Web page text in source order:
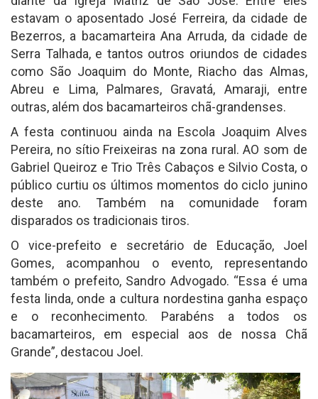
estavam o aposentado José Ferreira, da cidade de
Bezerros, a bacamarteira Ana Arruda, da cidade de
Serra Talhada, e tantos outros oriundos de cidades
como São Joaquim do Monte, Riacho das Almas,
Abreu e Lima, Palmares, Gravatá, Amaraji, entre
outras, além dos bacamarteiros chã-grandenses.
A festa continuou ainda na Escola Joaquim Alves
Pereira, no sítio Freixeiras na zona rural. AO som de
Gabriel Queiroz e Trio Três Cabaços e Silvio Costa, o
público curtiu os últimos momentos do ciclo junino
deste ano. Também na comunidade foram
disparados os tradicionais tiros.
O vice-prefeito e secretário de Educação, Joel
Gomes, acompanhou o evento, representando
também o prefeito, Sandro Advogado. “Essa é uma
festa linda, onde a cultura nordestina ganha espaço
e o reconhecimento. Parabéns a todos os
bacamarteiros, em especial aos de nossa Chã
Grande”, destacou Joel.